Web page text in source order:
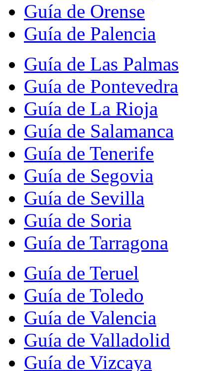
Guía de Orense
Guía de Palencia
Guía de Las Palmas
Guía de Pontevedra
Guía de La Rioja
Guía de Salamanca
Guía de Tenerife
Guía de Segovia
Guía de Sevilla
Guía de Soria
Guía de Tarragona
Guía de Teruel
Guía de Toledo
Guía de Valencia
Guía de Valladolid
Guía de Vizcaya